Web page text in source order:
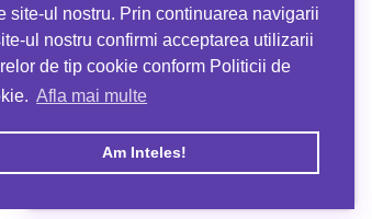
site-ul nostru. Prin continuarea navigarii
ul nostru confirmi acceptarea utilizarii
de tip cookie conform Politicii de
Afla mai multe
Am Inteles!
Ai40%reducere la orice comandă
folosind codul EATTRACK